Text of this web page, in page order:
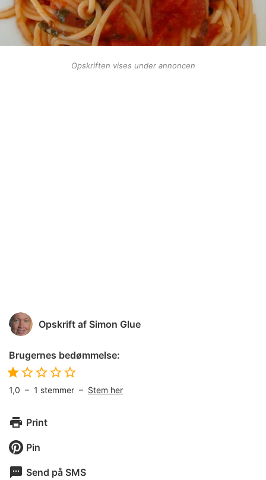
Opskriften vises under annoncen
Opskrift af Simon Glue
Brugernes bedømmelse:
1,0 – 1 stemmer – Stem her
Print
Pin
Send på SMS